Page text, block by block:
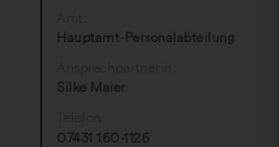
Hauptamt-Personalabteilung
Silke Maier
07431 160-1126